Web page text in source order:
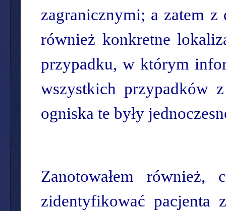
zagranicznymi; a zatem z
również konkretne
przypadku, w którym
wszystkich przypadków
ogniska te były
Zanotowałem
zidentyfikować pacjenta